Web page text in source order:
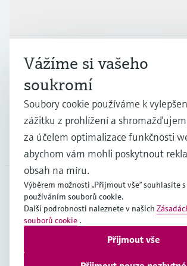
Průmysl
Podpora
Společnost
CZE•čeština
Copyright © Endress+Hauser Group
Podmínky používání Ochrana dat
Vážíme si vašeho
soukromí
Soubory cookie používáme k
zážitku z prohlížení a
za účelem optimalizace funkčnosti
abychom vám mohli poskytnout
obsah na míru.
Výběrem možnosti „Přijmout vše“ souhlasíte
používáním souborů cookie.
Další podrobnosti naleznete v našich
souborů cookie .
Přijmout vše